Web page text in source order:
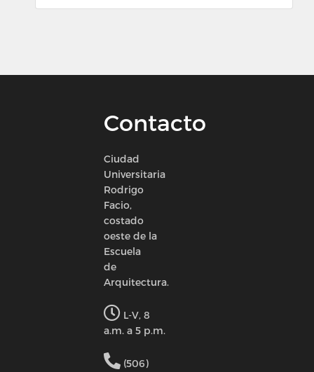
Contacto
Ciudad
Universitaria
Rodrigo
Facio,
costado
oeste de la
Escuela
de
Arquitectura.
L-V, 8
a.m. a 5 p.m.
(506)